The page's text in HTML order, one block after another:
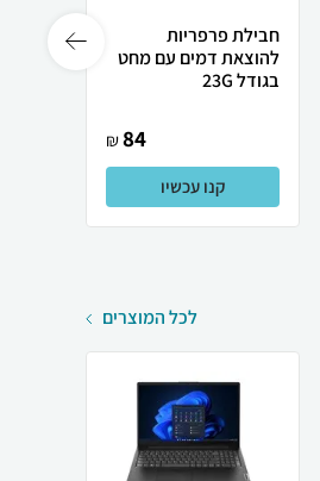
חבילת פרפריות
להוצאת דמים עם מחט
בגודל 23G
84
₪
קנו עכשיו
לכל המוצרים